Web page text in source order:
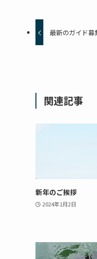
最新のガイド募
関連記事
新年のご挨拶
2024年1月2日